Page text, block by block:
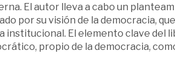
El autor lleva a cabo un
por su visión de la democracia,
El elemento clave del
propio de la democracia,